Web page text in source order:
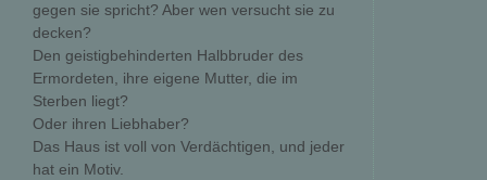
gegen sie spricht? Aber wen versucht sie zu
decken?
Den geistigbehinderten Halbbruder des
Ermordeten, ihre eigene Mutter, die im
Sterben liegt?
Oder ihren Liebhaber?
Das Haus ist voll von Verdächtigen, und jeder
hat ein Motiv.